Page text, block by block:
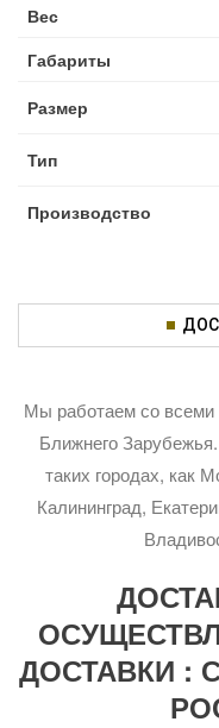
Вес
Габариты
Размер
Тип
Производство
Мы работаем со всеми
Ближнего
таких городах, как
Калининград,
ДОСТАВКИ :